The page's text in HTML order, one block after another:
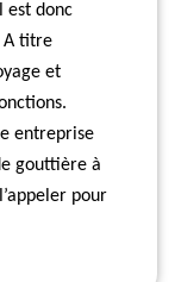
est donc
A titre
et
entreprise
gouttière à
pour